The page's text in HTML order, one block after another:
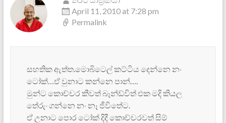
April 11, 2010 at 7:28 pm
Permalink
සහතික ඇත්ත.මොබිටෙල් කට්ටිය දෙන්නෙ නං
ටෝක්…ඒ වුනාට කන්නෙ පාන්….
මුන්ට කොච්චර කීවත් බෑන්ඩ්විත් එක මදි කියල
තේරුං ගන්නෙ නං නෑ ජීවිතේට.
ඒ උනාට පොර ටෝක් දිදී කොච්චරවත් සිම්